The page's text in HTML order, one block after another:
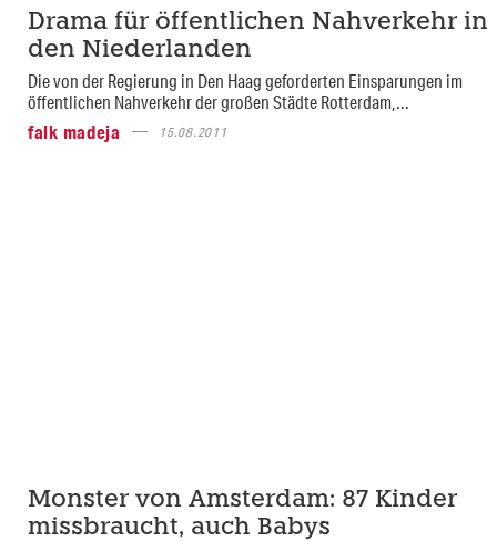
Drama für öffentlichen Nahverkehr in
den Niederlanden
Die von der Regierung in Den Haag geforderten Einsparungen im
öffentlichen Nahverkehr der großen Städte Rotterdam,...
falk madeja
15.08.2011
Monster von Amsterdam: 87 Kinder
missbraucht, auch Babys